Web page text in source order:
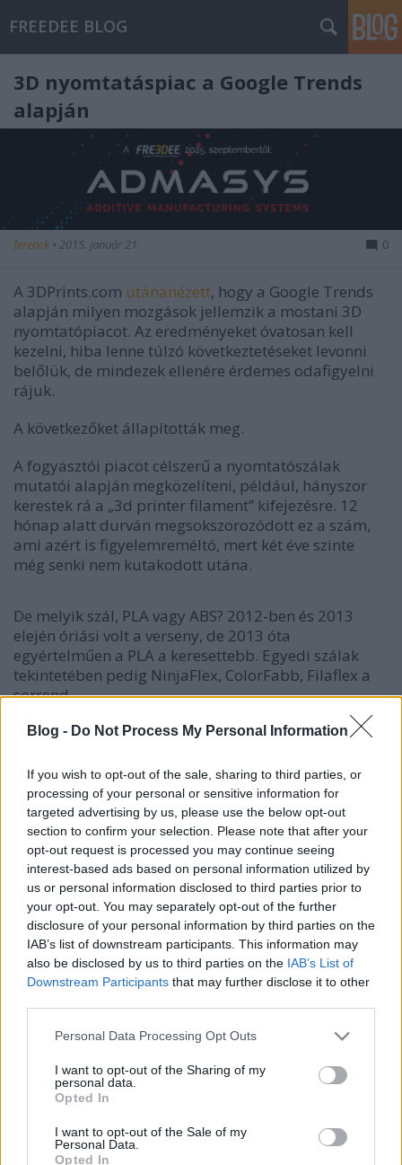
Blog - Do Not Process My Personal Information
If you wish to opt-out of the sale, sharing to third parties, or
processing of your personal or sensitive information for
targeted advertising by us, please use the below opt-out
section to confirm your selection. Please note that after your
opt-out request is processed you may continue seeing
interest-based ads based on personal information utilized by
us or personal information disclosed to third parties prior to
your opt-out. You may separately opt-out of the further
disclosure of your personal information by third parties on the
IAB’s list of downstream participants. This information may
also be disclosed by us to third parties on the IAB’s List of
Downstream Participants that may further disclose it to other
Please note that this website/app uses one or more Google
not limited to your visit or usage behaviour. You may click to
grant or deny consent to Google and its third-party tags to
use your data for below specified purposes in below Google
consent section.
Personal Data Processing Opt Outs
I want to opt-out of the Sharing of my
personal data.
Opted In
I want to opt-out of the Sale of my
Personal Data.
Opted In
FREEDEE BLOG
3D nyomtatáspiac a Google Trends
alapján
ferenck • 2015. január 21. 0
A 3DPrints.com utánanézett, hogy a Google Trends
alapján milyen mozgások jellemzik a mostani 3D
nyomtatópiacot. Az eredményeket óvatosan kell
kezelni, hiba lenne túlzó következtetéseket levonni
belőlük, de mindezek ellenére érdemes odafigyelni
rájuk.
A következőket állapították meg.
A fogyasztói piacot célszerű a nyomtatószálak
mutatói alapján megközelíteni, például, hányszor
kerestek rá a „3d printer filament” kifejezésre. 12
hónap alatt durván megsokszorozódott ez a szám,
ami azért is figyelemreméltó, mert két éve szinte
még senki nem kutakodott utána.
De melyik szál, PLA vagy ABS? 2012-ben és 2013
elején óriási volt a verseny, de 2013 óta
egyértelműen a PLA a keresettebb. Egyedi szálak
tekintetében pedig NinjaFlex, ColorFabb, Filaflex a
sorrend.
Nyomtatók közül pedig toronymagasan aMakerBot
uralja a konzumer szegmenst. Az utóbbi
hónapokban szépen jön fel az Ultimaker, de annyira
nem, hogy veszélyeztesse a MakerBotot. A Formlabs
és LulzBot szintén komoly versenyt vív egymással, az
előbbi tűnik befutónak. (A Cube-ról semmit nem árul
beütve kevesen gondolhatnak 3D nyomtatásra.)
Cégek közül vezet a 3D Systems, nyomában a
Stratasys, de mindkettő népszerűsége csökkent.
Annyira viszont nem, hogy a voxeljet vagy az ExOne